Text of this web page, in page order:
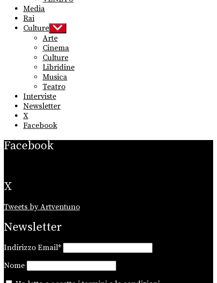
Media
Rai
Culture Show
sub
menu
Arte
Cinema
Culture
Libridine
Musica
Teatro
Interviste
Newsletter
X
Facebook
Facebook
X
Tweets by Artventuno
Newsletter
Indirizzo Email*
Nome